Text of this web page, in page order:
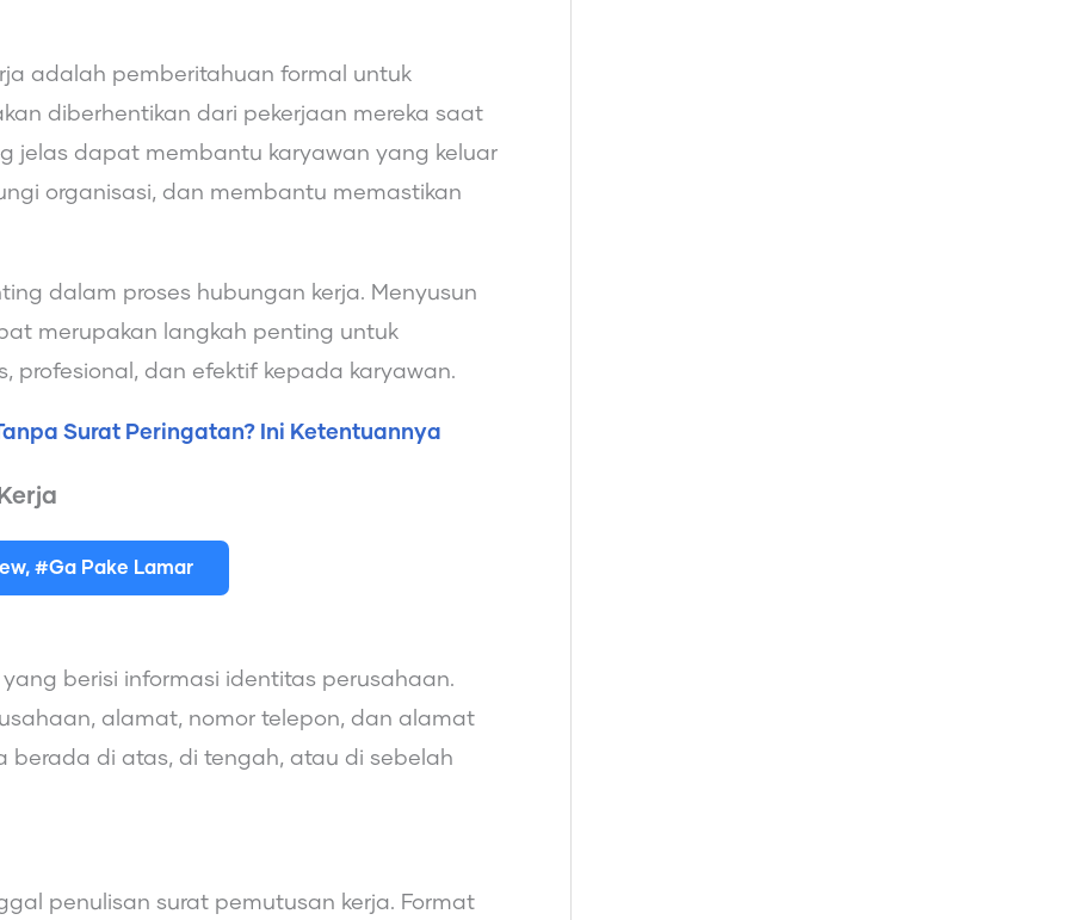
adalah pemberitahuan formal untuk
diberhentikan dari pekerjaan mereka saat
jelas dapat membantu karyawan yang keluar
organisasi, dan membantu memastikan
dalam proses hubungan kerja. Menyusun
merupakan langkah penting untuk
profesional, dan efektif kepada karyawan.
Surat Peringatan? Ini Ketentuannya
#Ga Pake Lamar
berisi informasi identitas perusahaan.
alamat, nomor telepon, dan alamat
berada di atas, di tengah, atau di sebelah
penulisan surat pemutusan kerja. Format